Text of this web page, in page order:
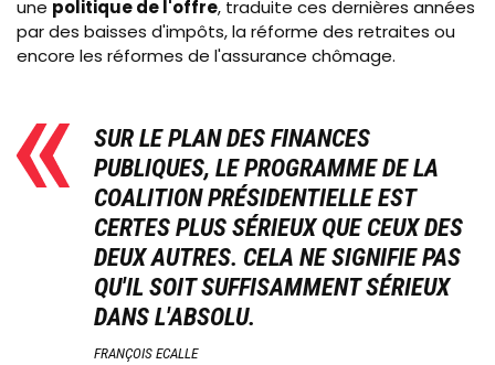
une politique de l'offre, traduite ces dernières années
par des baisses d'impôts, la réforme des retraites ou
encore les réformes de l'assurance chômage.
SUR LE PLAN DES FINANCES
PUBLIQUES, LE PROGRAMME DE LA
COALITION PRÉSIDENTIELLE EST
CERTES PLUS SÉRIEUX QUE CEUX DES
DEUX AUTRES. CELA NE SIGNIFIE PAS
QU'IL SOIT SUFFISAMMENT SÉRIEUX
DANS L'ABSOLU.
FRANÇOIS ECALLE